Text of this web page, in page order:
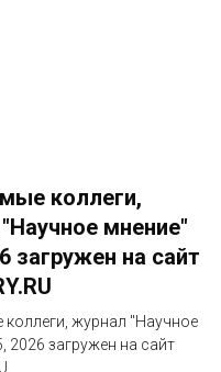
коллеги,
мнение"
загружен на сайт
журнал "Научное
2026 загружен на сайт